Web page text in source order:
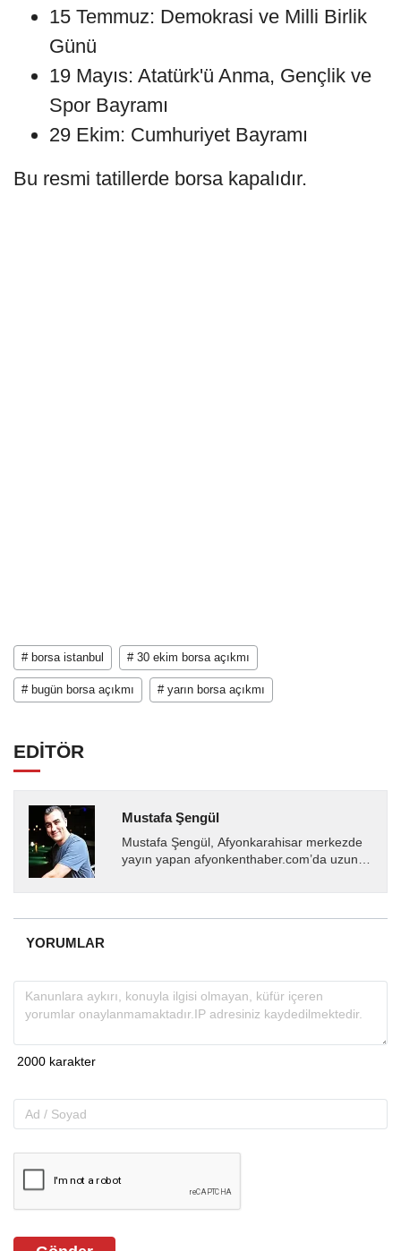
15 Temmuz: Demokrasi ve Milli Birlik
Günü
19 Mayıs: Atatürk'ü Anma, Gençlik ve
Spor Bayramı
29 Ekim: Cumhuriyet Bayramı
Bu resmi tatillerde borsa kapalıdır.
# borsa istanbul # 30 ekim borsa açıkmı
# bugün borsa açıkmı # yarın borsa açıkmı
EDİTÖR
Mustafa Şengül
Mustafa Şengül, Afyonkarahisar merkezde
yayın yapan afyonkenthaber.com’da uzun
almakta, haber akışı...
YORUMLAR